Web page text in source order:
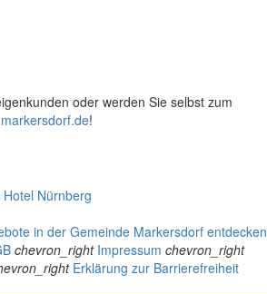
oder werden Sie selbst zum
!
Hotel Nürnberg
chevron_right Impressum chevron_right
Erklärung zur Barrierefreiheit